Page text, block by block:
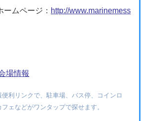
ムページ： http://www.marinemess
場情報
利リンクで、駐車場、バス停、コインロ
ェなどがワンタップで探せます。